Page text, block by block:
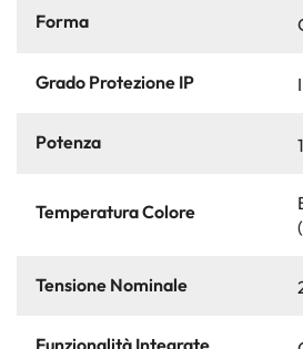
Forma
Grado Protezione IP
Potenza
Temperatura Colore
Tensione Nominale